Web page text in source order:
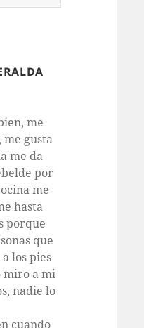
me
me gusta
me da
por
me
hasta
porque
que
los pies
miro a mi
nadie lo
cuando